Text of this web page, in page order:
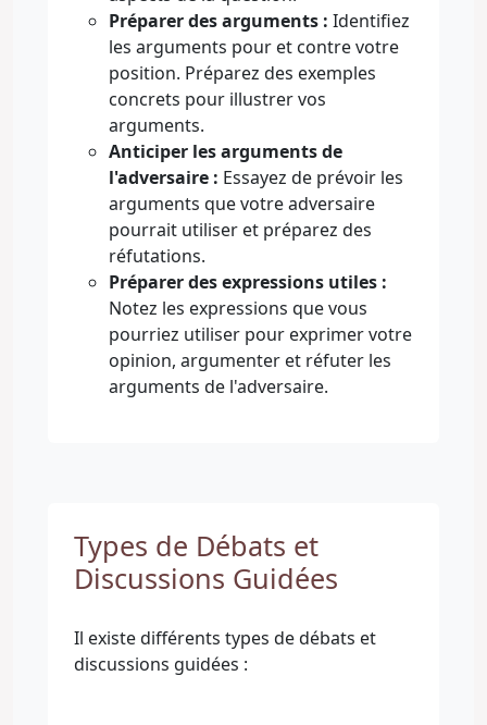
Préparer des arguments : Identifiez
les arguments pour et contre votre
position. Préparez des exemples
concrets pour illustrer vos
arguments.
Anticiper les arguments de
l'adversaire : Essayez de prévoir les
arguments que votre adversaire
pourrait utiliser et préparez des
réfutations.
Préparer des expressions utiles :
Notez les expressions que vous
pourriez utiliser pour exprimer votre
opinion, argumenter et réfuter les
arguments de l'adversaire.
Types de Débats et
Discussions Guidées
Il existe différents types de débats et
discussions guidées :